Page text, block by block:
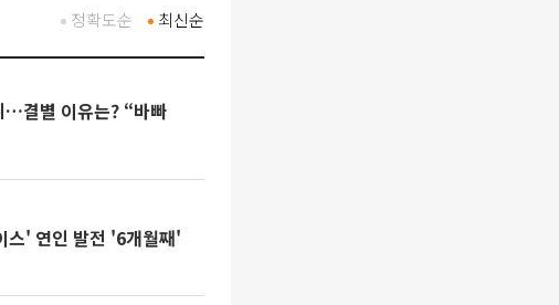
최신순
정확도순
…결별 이유는? “바빠
' 연인 발전 '6개월째'